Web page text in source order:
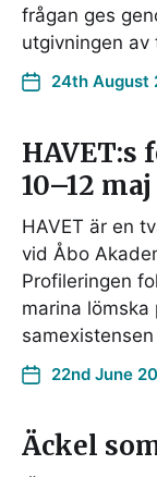
frågan ges
utgivningen
24th August
HAVET:s
10–12 maj
HAVET är en
vid Åbo
Profileringen
marina
22nd June
Äckel